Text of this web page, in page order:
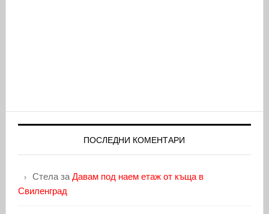
ПОСЛЕДНИ КОМЕНТАРИ
Стелаза Давам под наем етаж от къща в
Свиленград